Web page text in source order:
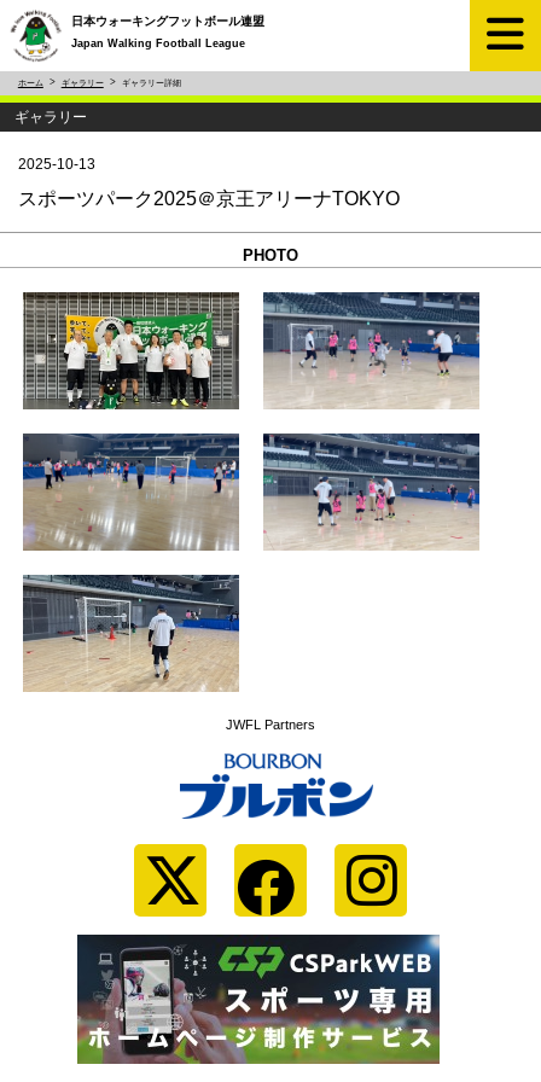
日本ウォーキングフットボール連盟
Japan Walking Football League
ホーム ギャラリー ギャラリー詳細
ギャラリー
2025-10-13
スポーツパーク2025＠京王アリーナTOKYO
PHOTO
JWFL Partners